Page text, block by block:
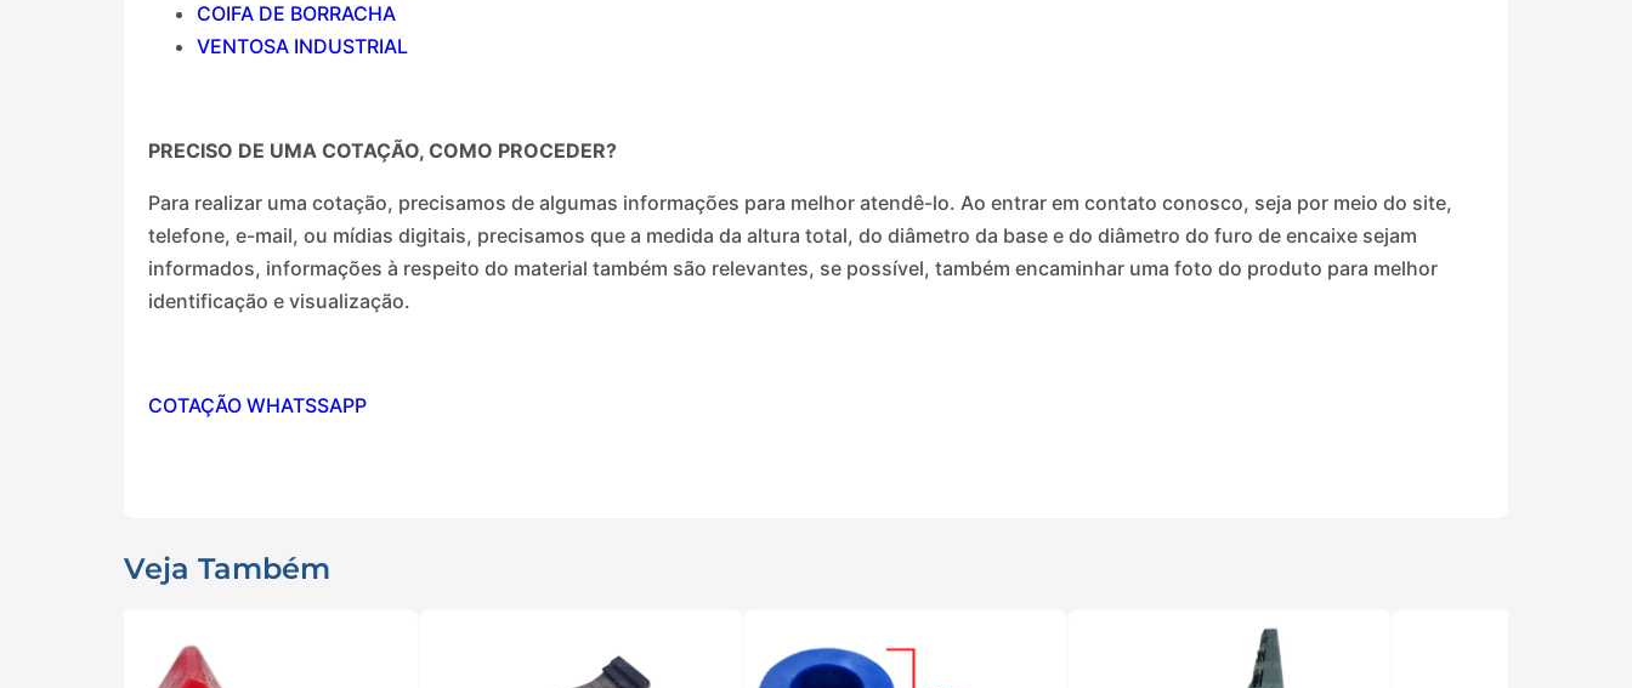
COIFA DE BORRACHA
VENTOSA INDUSTRIAL
PRECISO DE UMA COTAÇÃO, COMO PROCEDER?
Para realizar uma cotação, precisamos de algumas informações para melhor atendê-lo. Ao entrar em contato conosco, seja por meio do site,
telefone, e-mail, ou mídias digitais, precisamos que a medida da altura total, do diâmetro da base e do diâmetro do furo de encaixe sejam
informados, informações à respeito do material também são relevantes, se possível, também encaminhar uma foto do produto para melhor
identificação e visualização.
COTAÇÃO WHATSSAPP
Veja Também